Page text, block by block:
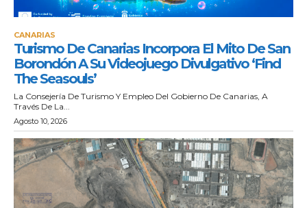
CANARIAS
Turismo De Canarias Incorpora El Mito De San
Borondón A Su Videojuego Divulgativo ‘Find
The Seasouls’
La Consejería De Turismo Y Empleo Del Gobierno De Canarias, A
Través De La...
Agosto 10, 2026